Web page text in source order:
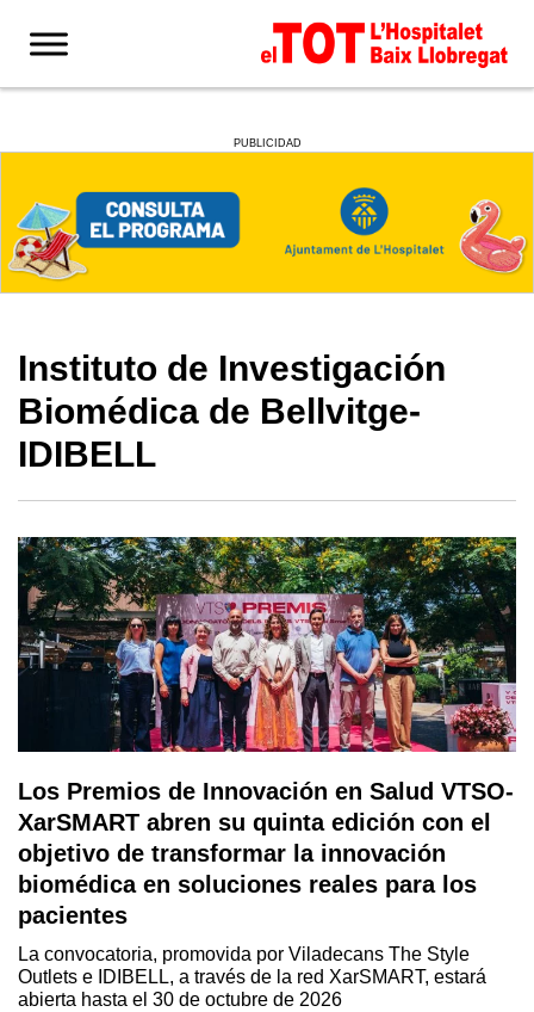
PUBLICIDAD
Instituto de Investigación
Biomédica de Bellvitge-
IDIBELL
Los Premios de Innovación en Salud VTSO-
XarSMART abren su quinta edición con el
objetivo de transformar la innovación
biomédica en soluciones reales para los
pacientes
La convocatoria, promovida por Viladecans The Style
Outlets e IDIBELL, a través de la red XarSMART, estará
abierta hasta el 30 de octubre de 2026